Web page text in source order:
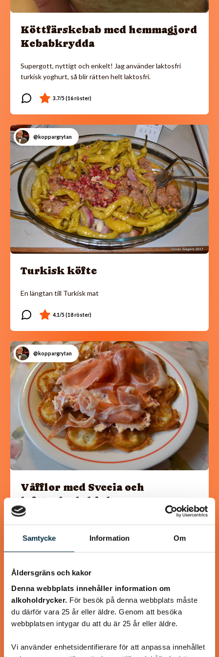
Samtycke Information Om
Åldersgräns och kakor
Denna webbplats innehåller information om
alkoholdrycker. För besök på denna webbplats måste
du därför vara 25 år eller äldre. Genom att besöka
webbplatsen intygar du att du är 25 år eller äldre.
Vi använder enhetsidentifierare för att anpassa innehållet
Köttfärskebab med hemmagjord
Kebabkrydda
Supergott, nyttigt och enkelt! Jag använder laktosfri
turkisk yoghurt, så blir rätten helt laktosfri.
@koppargrytan
Turkisk köfte
En längtan till Turkisk mat
@koppargrytan
Våfflor med Svecia och
lufttorkad skinka
Svecia, paprika och lufttorkad skinka lyfter våfflorna till
oanade höjder! Våffelsmet och tillbehör kan göras i förväg.
@koppargrytan